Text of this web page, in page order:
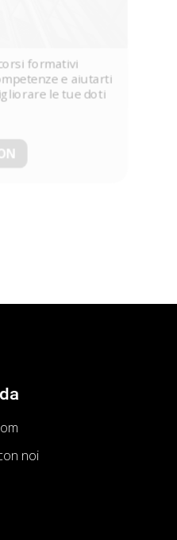
formativi
e aiutarti
le tue doti
noi